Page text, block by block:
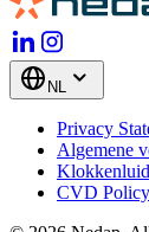
NL
Privacy
Algemene
CVD Policy